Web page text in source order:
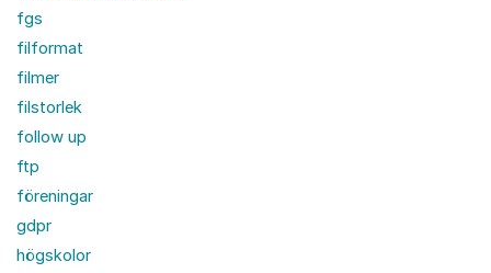
fgs
filformat
filmer
filstorlek
follow up
ftp
föreningar
gdpr
högskolor